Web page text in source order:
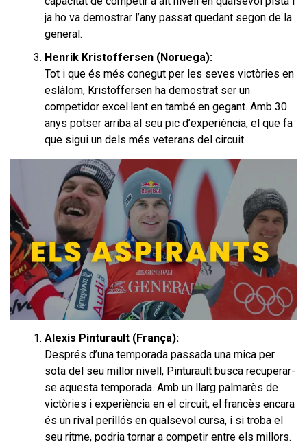
ja ho va demostrar l’any passat quedant segon de la
general.
Henrik Kristoffersen (Noruega):
Tot i que és més conegut per les seves victòries en
eslàlom, Kristoffersen ha demostrat ser un
competidor excel·lent en també en gegant. Amb 30
anys potser arriba al seu pic d’experiència, el que fa
que sigui un dels més veterans del circuit.
Alexis Pinturault (França):
Després d’una temporada passada una mica per
sota del seu millor nivell, Pinturault busca recuperar-
se aquesta temporada. Amb un llarg palmarès de
victòries i experiència en el circuit, el francès encara
és un rival perillós en qualsevol cursa, i si troba el
seu ritme, podria tornar a competir entre els millors.